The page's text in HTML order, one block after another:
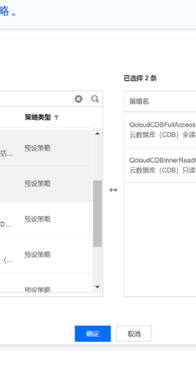
。